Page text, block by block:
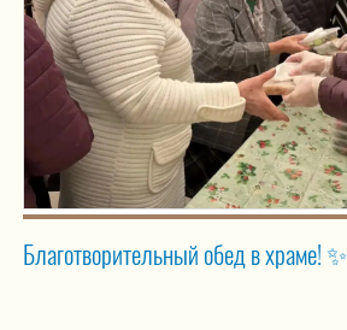
Благотворительный обед в храме! ✨